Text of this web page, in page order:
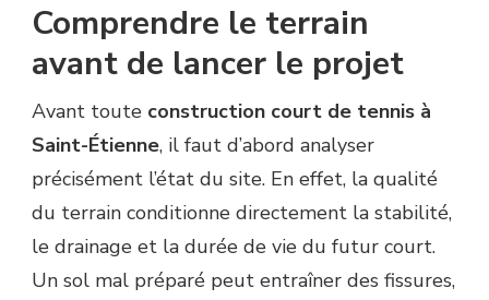
UN
AVANT
CONSTRUCTION
COURT
DE
TENNIS
À
ÉTIENNE
?
Comprendre le terrain
avant de lancer le projet
Avant toute construction court de tennis à
Saint-Étienne, il faut d’abord analyser
précisément l’état du site. En effet, la qualité
du terrain conditionne directement la stabilité,
le drainage et la durée de vie du futur court.
Un sol mal préparé peut entraîner des fissures,